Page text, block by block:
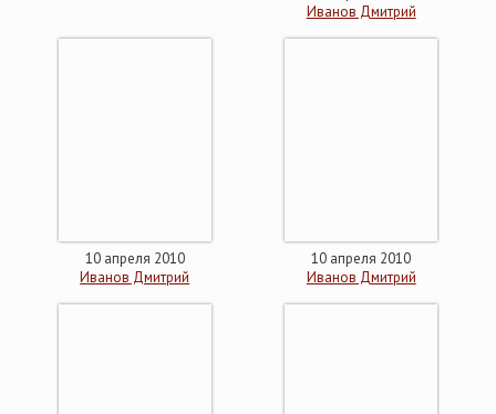
Иванов Дмитрий
10 апреля 2010
Иванов Дмитрий
10 апреля 2010
Иванов Дмитрий